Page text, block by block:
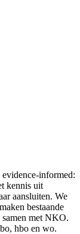
informed:
kennis uit
aansluiten. We
bestaande
met NKO.
hbo en wo.